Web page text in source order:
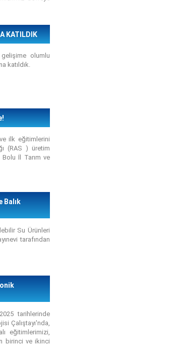
KATILDIK
olumlu
katıldık.
ve ilk eğitimlerini
(RAS ) üretim
İl Tarım ve
Balık
Su Ürünleri
tarafından
tarihlerinde
Çalıştayı'nda,
eğitimlerimizi,
birinci ve ikinci